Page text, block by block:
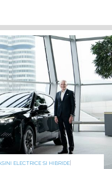
ELECTRICE SI HIBRIDE|